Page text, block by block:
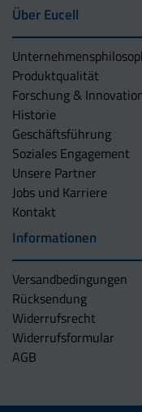
Über Eucell
Produktqualität
Forschung &
Historie
Geschäftsführung
Soziales Engagement
Unsere Partner
Jobs und Karriere
Kontakt
Informationen
Versandbedingungen
Rücksendung
Widerrufsrecht
Widerrufsformular
AGB